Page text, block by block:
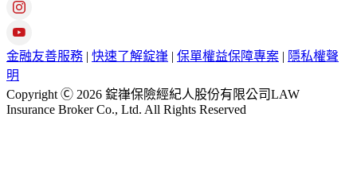
金融友善服務 | 快速了解錠嵂 | 保單權益保障專案 | 隱私權聲
明
Copyright Ⓒ 2026 錠嵂保險經紀人股份有限公司LAW
Insurance Broker Co., Ltd. All Rights Reserved